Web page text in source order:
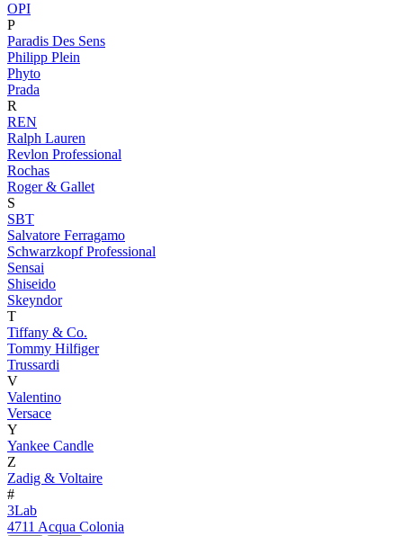
OPI
P
Paradis Des Sens
Philipp Plein
Phyto
Prada
R
REN
Ralph Lauren
Revlon Professional
Rochas
Roger & Gallet
S
SBT
Salvatore Ferragamo
Schwarzkopf Professional
Sensai
Shiseido
Skeyndor
T
Tiffany & Co.
Tommy Hilfiger
Trussardi
V
Valentino
Versace
Y
Yankee Candle
Z
Zadig & Voltaire
#
3Lab
4711 Acqua Colonia